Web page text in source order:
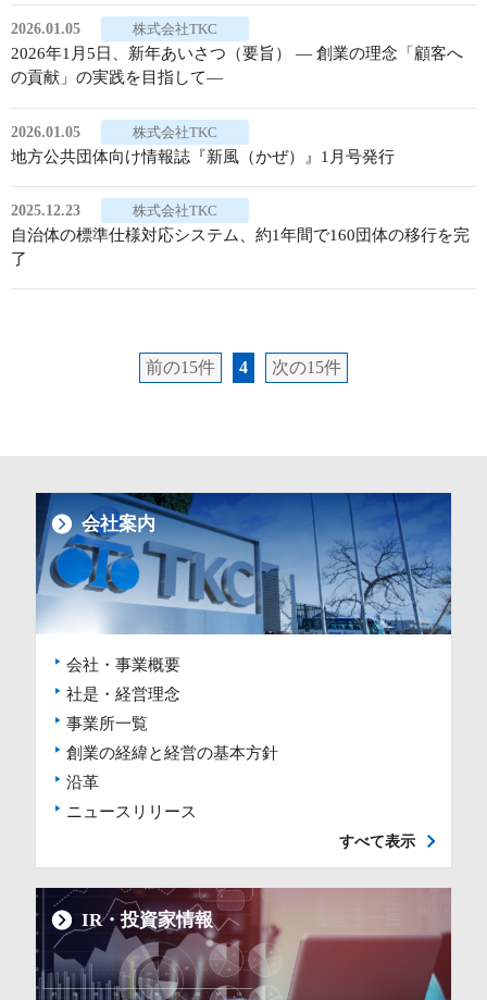
2026.01.05 株式会社TKC
2026年1月5日、新年あいさつ（要旨） ― 創業の理念「顧客へ
の貢献」の実践を目指して―
2026.01.05 株式会社TKC
地方公共団体向け情報誌『新風（かぜ）』1月号発行
2025.12.23 株式会社TKC
自治体の標準仕様対応システム、約1年間で160団体の移行を完
了
前の15件 4 次の15件
会社案内
会社・事業概要
社是・経営理念
事業所一覧
創業の経緯と経営の基本方針
沿革
ニュースリリース
すべて表示
IR・投資家情報